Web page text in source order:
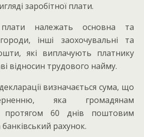
заробітної плати.
належать основна та
інші заохочувальні та
які виплачують платнику
відносин трудового найму.
визначається сума, що
яка громадянам
протягом 60 днів поштовим
рахунок.